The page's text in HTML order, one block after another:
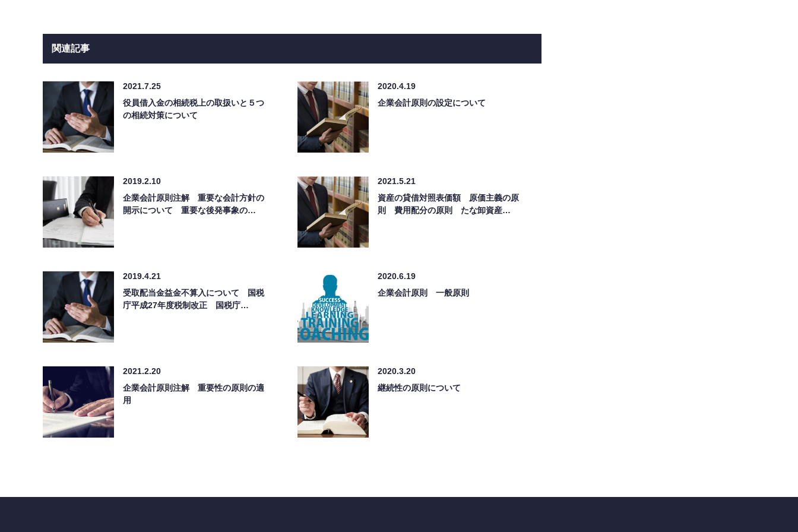
関連記事
2021.7.25
役員借入金の相続税上の取扱いと５つ
の相続対策について
2020.4.19
企業会計原則の設定について
2019.2.10
企業会計原則注解 重要な会計方針の
開示について 重要な後発事象の…
2021.5.21
資産の貸借対照表価額 原価主義の原
則 費用配分の原則 たな卸資産…
2019.4.21
受取配当金益金不算入について 国税
庁平成27年度税制改正 国税庁…
2020.6.19
企業会計原則 一般原則
2021.2.20
企業会計原則注解 重要性の原則の適
用
2020.3.20
継続性の原則について